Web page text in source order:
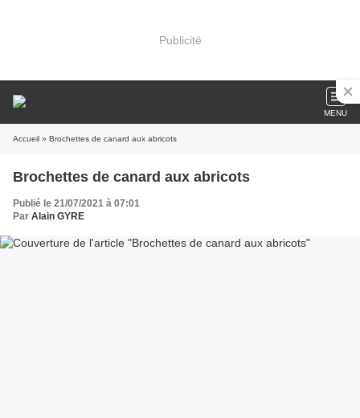
Publicité
MENU
Accueil » Brochettes de canard aux abricots
Brochettes de canard aux abricots
Publié le 21/07/2021 à 07:01
Par Alain GYRE